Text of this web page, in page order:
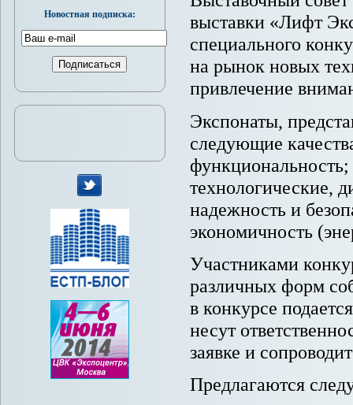
выставки «Лифт
специального
на рынок новых
привлечение
Экспонаты,
следующие
функциональность;
технологические,
надежность и
экономичность
Участниками
различных форм
в конкурсе
несут
заявке и
Предлагаются
Новостная подписка:
мы
в
Twitter